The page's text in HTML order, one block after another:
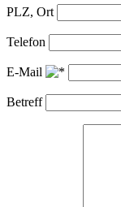
PLZ, Ort
Telefon
E-Mail
Betreff